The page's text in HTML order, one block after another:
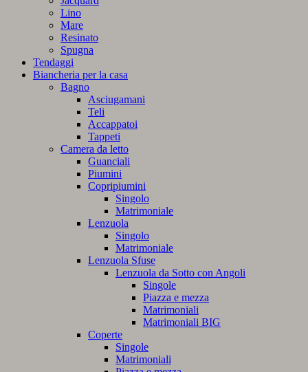
Lino
Mare
Resinato
Spugna
Tendaggi
Biancheria per la casa
Bagno
Asciugamani
Teli
Accappatoi
Tappeti
Camera da letto
Guanciali
Piumini
Copripiumini
Singolo
Matrimoniale
Lenzuola
Singolo
Matrimoniale
Lenzuola Sfuse
Lenzuola da Sotto con Angoli
Singole
Piazza e mezza
Matrimoniali
Matrimoniali BIG
Coperte
Singole
Matrimoniali